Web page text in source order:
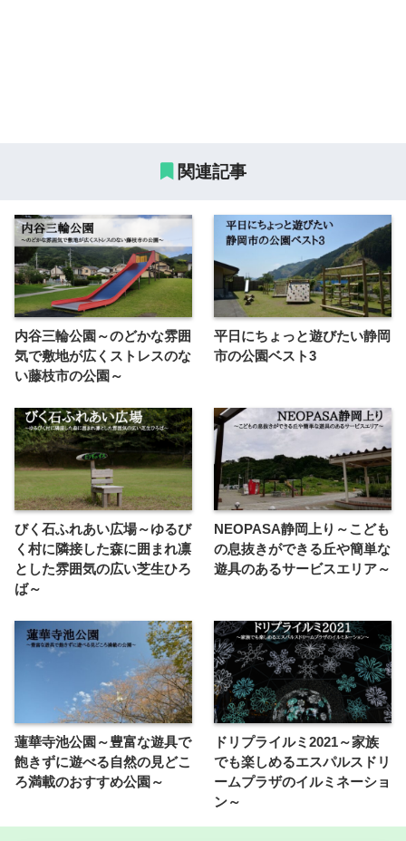
関連記事
内谷三輪公園～のどかな雰囲
気で敷地が広くストレスのな
い藤枝市の公園～
平日にちょっと遊びたい静岡
市の公園ベスト3
びく石ふれあい広場～ゆるび
く村に隣接した森に囲まれ凛
とした雰囲気の広い芝生ひろ
ば～
NEOPASA静岡上り～こども
の息抜きができる丘や簡単な
遊具のあるサービスエリア～
蓮華寺池公園～豊富な遊具で
飽きずに遊べる自然の見どこ
ろ満載のおすすめ公園～
ドリプライルミ2021～家族
でも楽しめるエスパルスドリ
ームプラザのイルミネーショ
ン～